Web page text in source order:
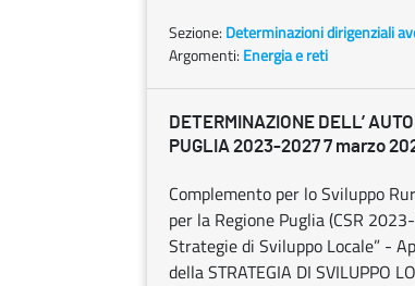
Sezione: Determinazioni dirigenziali
Argomenti: Energia e reti
DETERMINAZIONE DELL’
PUGLIA 2023-2027 7 marzo
Complemento per lo Sviluppo
per la Regione Puglia (CSR
Strategie di Sviluppo Locale” -
della STRATEGIA DI SVILUPPO